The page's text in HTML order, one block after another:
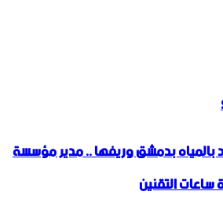
بالمياه بدمشق وريفها .. مدير مؤسسة
ساعات التقنين